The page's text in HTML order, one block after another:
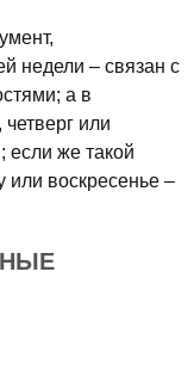
недели – связан с
а в
или
если же такой
или воскресенье –